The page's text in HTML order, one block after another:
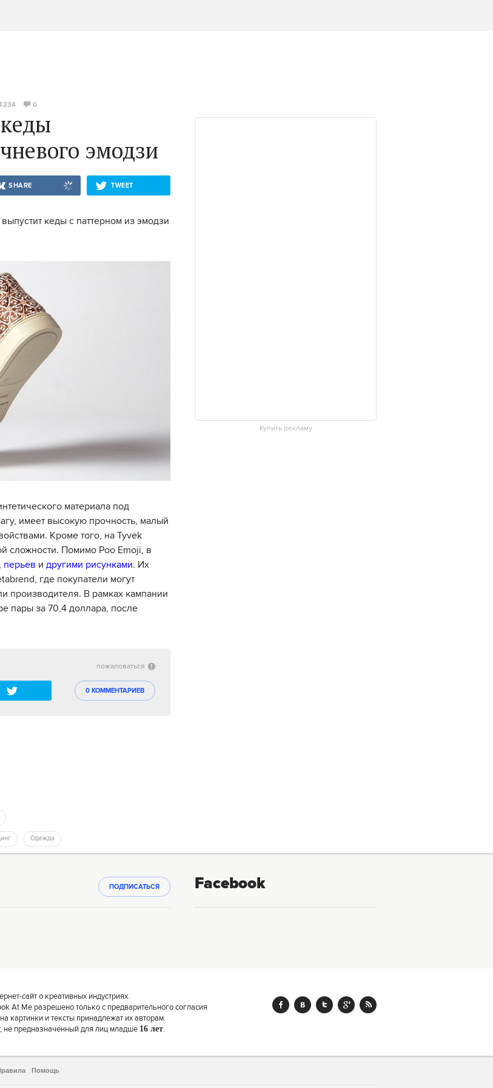
0
эмодзи
SHARE TWEET
кеды с паттерном из эмодзи
материала под
имеет высокую прочность, малый
Кроме того, на Tyvek
сложности. Помимо Poo Emoji, в
, перьев и другими рисунками. Их
где покупатели могут
производителя. В рамках кампании
пары за 70,4 доллара, после
0 КОММЕНТАРИЕВ
пожаловаться
Купить рекламу
Одежда
ПОДПИСАТЬСЯ Facebook
сайт о креативных индустриях.
At Me разрешено только с предварительного согласия
картинки и тексты принадлежат их авторам.
не предназначенный для лиц младше 16 лет.
Помощь